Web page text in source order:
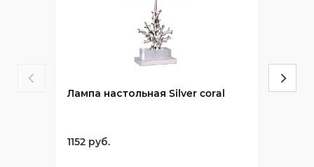
Лампа настольная Silver coral
1152 руб.